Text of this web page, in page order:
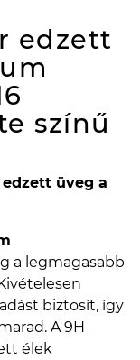
edzett
színű
üveg a
a legmagasabb
biztosít, így
A 9H
élek